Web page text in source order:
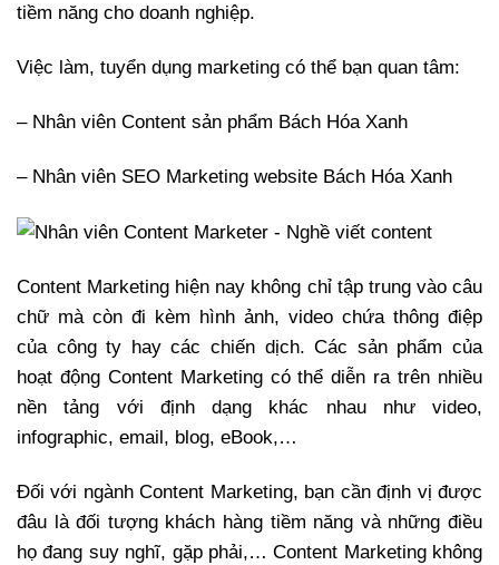
tiềm năng cho doanh nghiệp.
Việc làm, tuyển dụng marketing có thể bạn quan tâm:
– Nhân viên Content sản phẩm Bách Hóa Xanh
– Nhân viên SEO Marketing website Bách Hóa Xanh
Content Marketing hiện nay không chỉ tập trung vào câu
chữ mà còn đi kèm hình ảnh, video chứa thông điệp
của công ty hay các chiến dịch. Các sản phẩm của
hoạt động Content Marketing có thể diễn ra trên nhiều
nền tảng với định dạng khác nhau như video,
infographic, email, blog, eBook,…
Đối với ngành Content Marketing, bạn cần định vị được
đâu là đối tượng khách hàng tiềm năng và những điều
họ đang suy nghĩ, gặp phải,… Content Marketing không